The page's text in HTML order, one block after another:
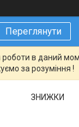
Переглянути
в даний
за розуміння !
ЗНИЖКИ